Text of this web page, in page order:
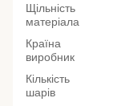
Щільність
матеріала
Країна
виробник
Кількість
шарів